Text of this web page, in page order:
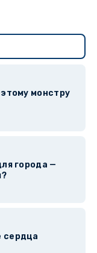
монстру
города —
сердца